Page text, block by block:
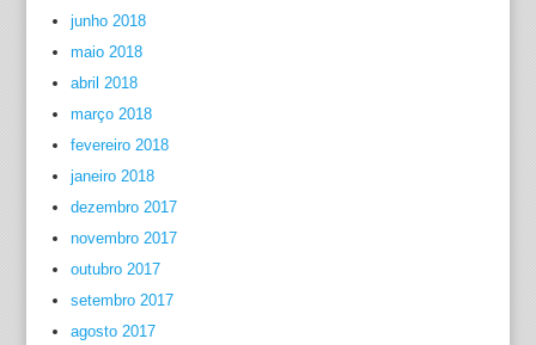
junho 2018
maio 2018
abril 2018
março 2018
fevereiro 2018
janeiro 2018
dezembro 2017
novembro 2017
outubro 2017
setembro 2017
agosto 2017